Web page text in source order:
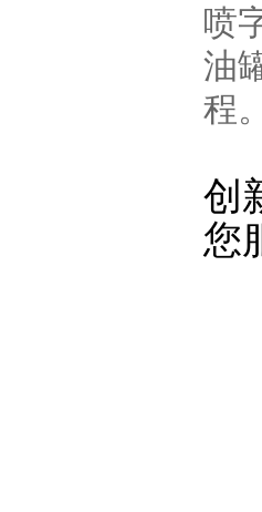
喷
油
程
创
您